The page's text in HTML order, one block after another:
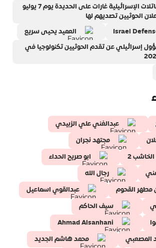
تنفيذ المقاتلات الإسرائيلية غارات على الحديدة يوم 7 يوليو
Israel
العميد يحيى سريع
إسرائيلي عن تقدم الحوثيين تكنولوجيا في
عبدالغني علي الزبيدي
مجتهد نجران
2
ابو صريح الحداء
رجال الله
مطهر القحوم
عبدالقوي اسماعيل
سيف الحاكم
Ahmad Alsanhani
المصعبي
محمد هاشم الجديد